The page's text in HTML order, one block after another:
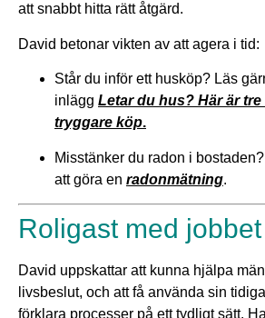
att snabbt hitta rätt åtgärd.
David betonar vikten av att agera i tid:
Står du inför ett husköp? Läs
inlägg Letar du hus? Här är
tryggare köp.
Misstänker du radon i
att göra en radonmätning.
Roligast med jobbet
David uppskattar att kunna hjälpa
livsbeslut, och att få använda sin
förklara processer på ett tydligt sätt.